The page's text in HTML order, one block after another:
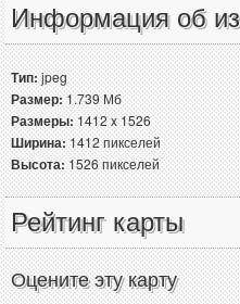
Информация об
Тип:jpeg
Размер:1.739 Мб
Размеры:1412 x 1526
Ширина:1412 пикселей
Высота:1526 пикселей
Рейтинг карты
Оцените эту карту